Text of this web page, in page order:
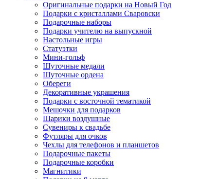
Оригинальные подарки на Новый Год
Подарки с кристаллами Сваровски
Подарочные наборы
Подарки учителю на выпускной
Настольные игры
Статуэтки
Мини-гольф
Шуточные медали
Шуточные ордена
Обереги
Декоративные украшения
Подарки с восточной тематикой
Мешочки для подарков
Шарики воздушные
Сувениры к свадьбе
Футляры для очков
Чехлы для телефонов и планшетов
Подарочные пакеты
Подарочные коробки
Магнитики